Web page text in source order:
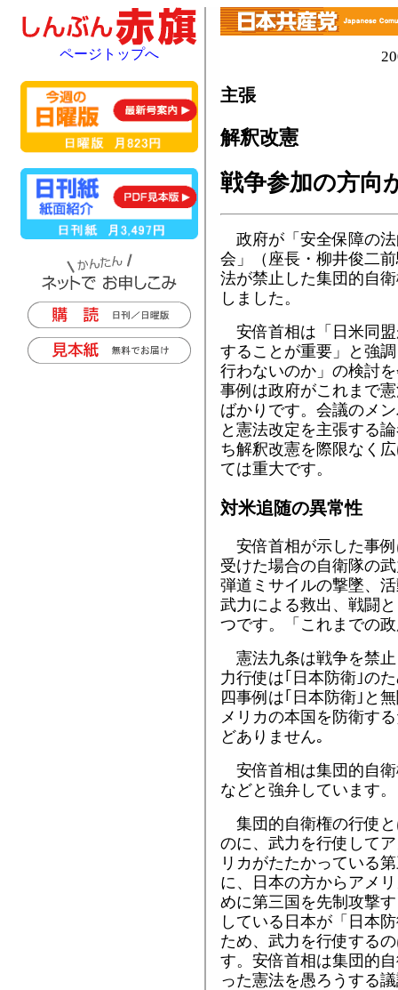
主張
解釈改憲
戦争参加の方向
政府が「安全保障の
会」（座長・柳井俊二
法が禁止した集団的自
しました。
安倍首相は「日米同
することが重要」と強
行わないのか」の検討
事例は政府がこれまで
ばかりです。会議のメ
と憲法改定を主張する
ち解釈改憲を際限なく
ては重大です。
対米追随の異常性
安倍首相が示した事
受けた場合の自衛隊の
弾道ミサイルの撃墜、
武力による救出、戦闘
つです。「これまでの
憲法九条は戦争を禁
力行使は｢日本防衛｣の
四事例は｢日本防衛｣と
メリカの本国を防衛す
どありません｡
安倍首相は集団的自
などと強弁しています
集団的自衛権の行使
のに、武力を行使して
リカがたたかっている
に、日本の方からアメ
めに第三国を先制攻撃
している日本が「日本
ため、武力を行使する
す。安倍首相は集団的
った憲法を愚ろうする
ページトップへ